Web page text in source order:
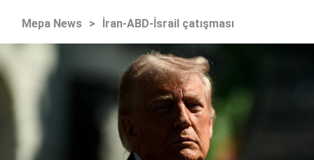
Mepa News > İran-ABD-İsrail çatışması